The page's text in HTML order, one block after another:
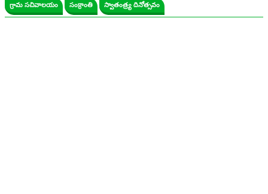
గ్రామ సచివాలయం సంక్రాంతి స్వాతంత్ర్య దినోత్సవం